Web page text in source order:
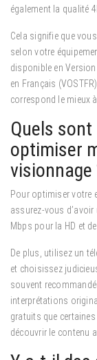
également la qualité
Cela signifie que
selon votre
disponible en
en Français
correspond le mieux
Quels
optimiser
visionnage
Pour optimiser votre
assurez-vous
Mbps pour la HD et
De plus, utilisez un
et choisissez
souvent
interprétations
gratuits que
découvrir le contenu